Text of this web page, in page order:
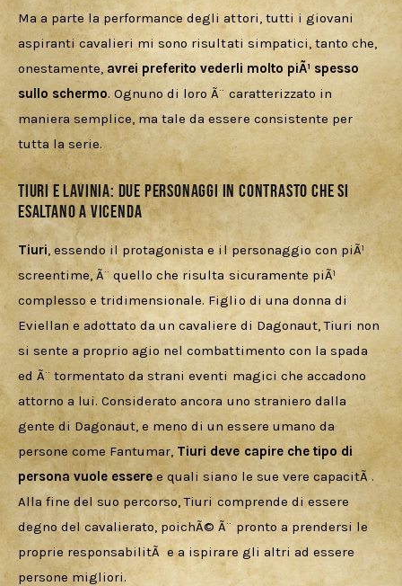
Ma a parte la performance degli attori, tutti i giovani
aspiranti cavalieri mi sono risultati simpatici, tanto che,
onestamente, avrei preferito vederli molto piÃ¹ spesso
sullo schermo. Ognuno di loro Ã¨ caratterizzato in
maniera semplice, ma tale da essere consistente per
tutta la serie.
Tiuri e Lavinia: due personaggi in contrasto che si
esaltano a vicenda
Tiuri, essendo il protagonista e il personaggio con piÃ¹
screentime, Ã¨ quello che risulta sicuramente piÃ¹
complesso e tridimensionale. Figlio di una donna di
Eviellan e adottato da un cavaliere di Dagonaut, Tiuri non
si sente a proprio agio nel combattimento con la spada
ed Ã¨ tormentato da strani eventi magici che accadono
attorno a lui. Considerato ancora uno straniero dalla
gente di Dagonaut, e meno di un essere umano da
persone come Fantumar, Tiuri deve capire che tipo di
persona vuole essere e quali siano le sue vere capacitÃ .
Alla fine del suo percorso, Tiuri comprende di essere
degno del cavalierato, poichÃ© Ã¨ pronto a prendersi le
proprie responsabilitÃ  e a ispirare gli altri ad essere
persone migliori.